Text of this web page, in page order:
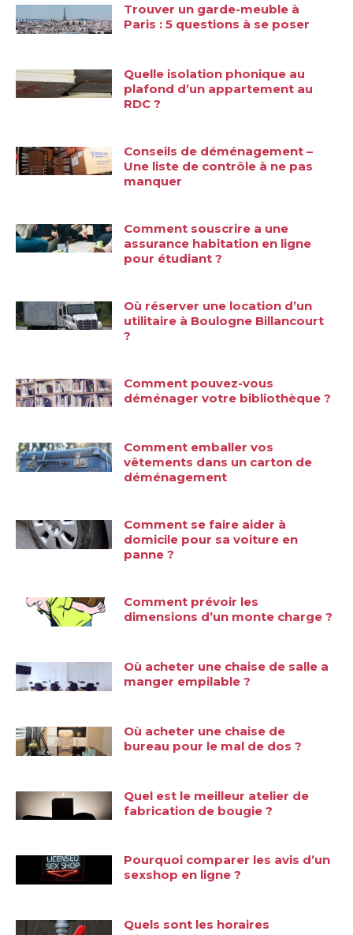
Trouver un garde-meuble à
Paris : 5 questions à se poser
Quelle isolation phonique au
plafond d’un appartement au
RDC ?
Conseils de déménagement –
Une liste de contrôle à ne pas
manquer
Comment souscrire a une
assurance habitation en ligne
pour étudiant ?
Où réserver une location d’un
utilitaire à Boulogne Billancourt
?
Comment pouvez-vous
déménager votre bibliothèque ?
Comment emballer vos
vêtements dans un carton de
déménagement
Comment se faire aider à
domicile pour sa voiture en
panne ?
Comment prévoir les
dimensions d’un monte charge ?
Où acheter une chaise de salle a
manger empilable ?
Où acheter une chaise de
bureau pour le mal de dos ?
Quel est le meilleur atelier de
fabrication de bougie ?
Pourquoi comparer les avis d’un
sexshop en ligne ?
Quels sont les horaires